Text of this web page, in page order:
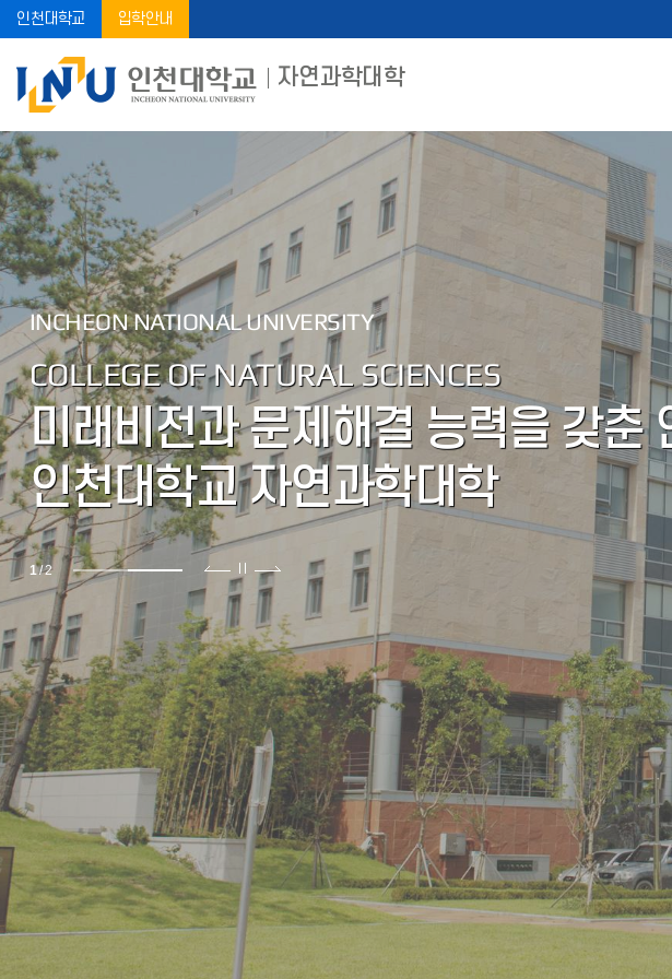
인천대학교 입학안내
자연과학대학
INCHEON NATIONAL UNIVERSITY
COLLEGE OF NATURAL SCIENCES
미래비전과 문제해결 능력을 갖춘
인천대학교 자연과학대학
2/2